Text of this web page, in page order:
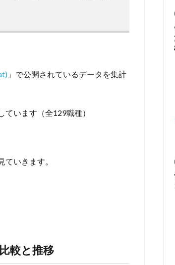
」で公開されているデータを集計
います（全129職種）
いきます。
較と推移